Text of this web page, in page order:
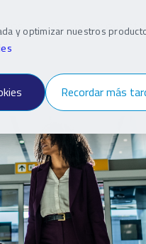
y optimizar nuestros
Recordar más
Grupos y